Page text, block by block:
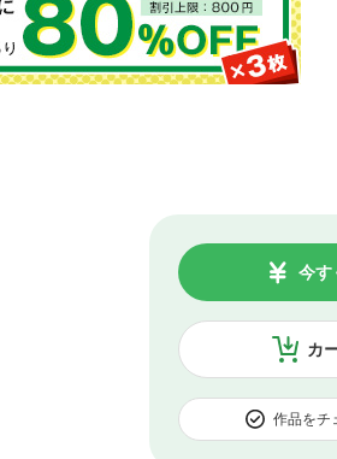
カ
今す
作品をチ